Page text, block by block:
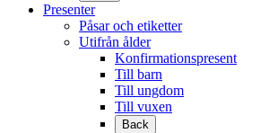
Presenter
Påsar och etiketter
Utifrån ålder
Konfirmationspresent
Till barn
Till ungdom
Till vuxen
Back